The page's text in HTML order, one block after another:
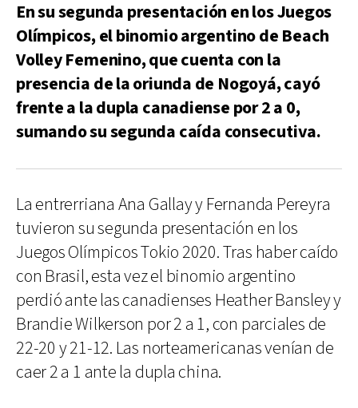
En su segunda presentación en los Juegos
Olímpicos, el binomio argentino de Beach
Volley Femenino, que cuenta con la
presencia de la oriunda de Nogoyá, cayó
frente a la dupla canadiense por 2 a 0,
sumando su segunda caída consecutiva.
La entrerriana Ana Gallay y Fernanda Pereyra
tuvieron su segunda presentación en los
Juegos Olímpicos Tokio 2020. Tras haber caído
con Brasil, esta vez el binomio argentino
perdió ante las canadienses Heather Bansley y
Brandie Wilkerson por 2 a 1, con parciales de
22-20 y 21-12. Las norteamericanas venían de
caer 2 a 1 ante la dupla china.